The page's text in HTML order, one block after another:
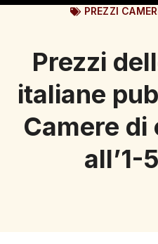
PREZZI
Prezzi
italiane
Camere
all’1-